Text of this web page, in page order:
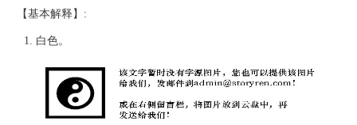
【基本解释】:
白色。